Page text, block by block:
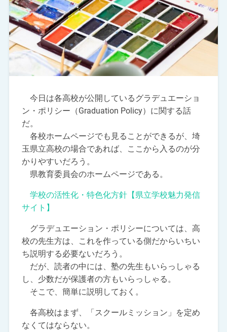
今日は各高校が公開しているグラデュエーショ
ン・ポリシー（Graduation Policy）に関する話
だ。
各校ホームページでも見ることができるが、埼
玉県立高校の場合であれば、ここから入るのが分
かりやすいだろう。
県教育委員会のホームページである。
学校の活性化・特色化方針【県立学校魅力発信
サイト】
グラデュエーション・ポリシーについては、高
校の先生方は、これを作っている側だからいちい
ち説明する必要ないだろう。
だが、読者の中には、塾の先生もいらっしゃる
し、少数だが保護者の方もいらっしゃる。
そこで、簡単に説明しておく。
各高校はまず、「スクールミッション」を定め
なくてはならない。